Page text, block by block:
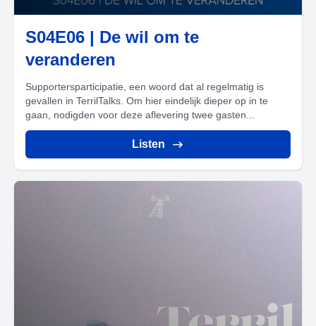
S04E06 | De wil om te
veranderen
Supportersparticipatie, een woord dat al regelmatig is
gevallen in TerrilTalks. Om hier eindelijk dieper op in te
gaan, nodigden voor deze aflevering twee gasten...
Listen